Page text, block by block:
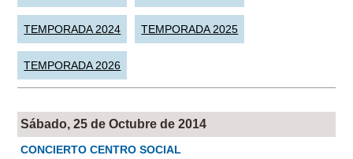
TEMPORADA 2024 TEMPORADA 2025
TEMPORADA 2026
Sábado, 25 de Octubre de 2014
CONCIERTO CENTRO SOCIAL